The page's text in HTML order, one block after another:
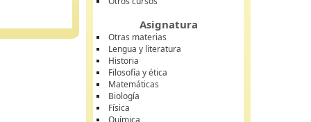
Asignatura
Otras materias
Lengua y literatura
Historia
Filosofía y ética
Matemáticas
Biología
Física
Química